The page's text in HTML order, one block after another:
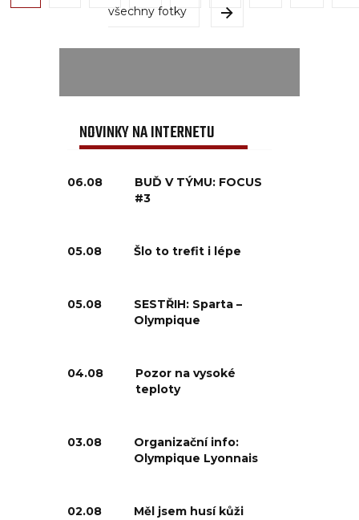
všechny fotky
NOVINKY NA INTERNETU
06.08
BUĎ V TÝMU: FOCUS
#3
05.08 Šlo to trefit i lépe
05.08
SESTŘIH: Sparta –
Olympique
04.08
Pozor na vysoké
teploty
03.08
Organizační info:
Olympique Lyonnais
02.08 Měl jsem husí kůži